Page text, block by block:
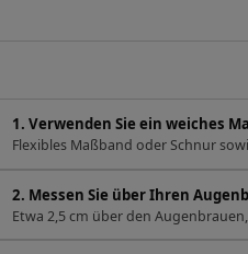
1. Verwenden Sie ein weiches
Flexibles Maßband oder Schnur
2. Messen Sie über Ihren
Etwa 2,5 cm über den